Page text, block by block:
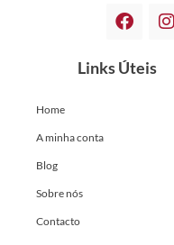
Links Úteis
Home
A minha conta
Blog
Sobre nós
Contacto